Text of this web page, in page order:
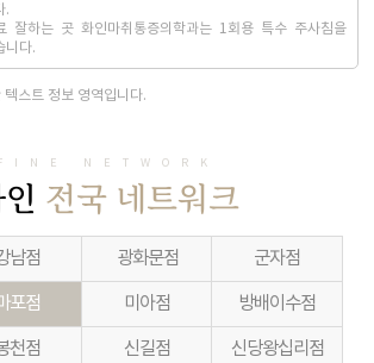
.
잘하는 곳 화인마취통증의학과는 1회용 특수 주사침을
니다.
스트 정보 영역입니다.
FINE NETWORK
전국 네트워크
남점 광화문점 군자점
포점 미아점 방배이수점
천점 신길점 신당왕십리점